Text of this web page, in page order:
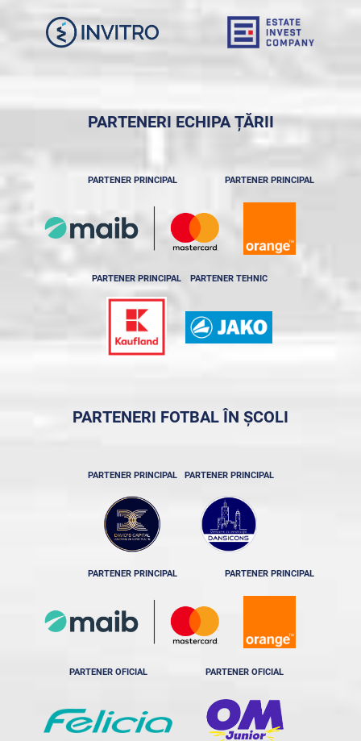
PARTENERI ECHIPA ȚĂRII
PARTENER PRINCIPAL PARTENER PRINCIPAL
PARTENER PRINCIPAL PARTENER TEHNIC
PARTENERI FOTBAL ÎN ȘCOLI
PARTENER PRINCIPAL PARTENER PRINCIPAL
PARTENER PRINCIPAL PARTENER PRINCIPAL
PARTENER OFICIAL PARTENER OFICIAL